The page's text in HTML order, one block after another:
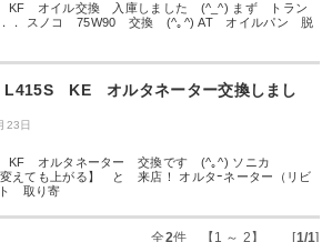
オイル交換 入庫しました (^_^) まず トラン
．． スノコ 75W90 交換 (^｡^) AT オイルパン 脱
KE オルタネーター交換しまし
23日
オルタネーター 交換です (^｡^) ソニカ
えても上がる】 と 来店！ オルタｰネーター（リビ
ト 取り寄
全2件 【1 ～ 2】 [1/1]